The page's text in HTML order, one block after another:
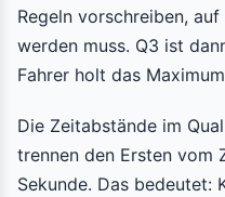
Regeln vorschreiben,
werden muss. Q3 ist
Fahrer holt das
Die Zeitabstände im
trennen den Ersten vom
Sekunde. Das bedeutet: